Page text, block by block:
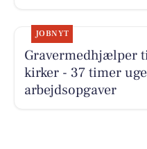
JOBNYT
Gravermedhjælper
kirker - 37 timer
arbejdsopgaver